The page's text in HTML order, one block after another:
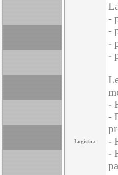
Logistica
-
-
-
-
-
-
-
-